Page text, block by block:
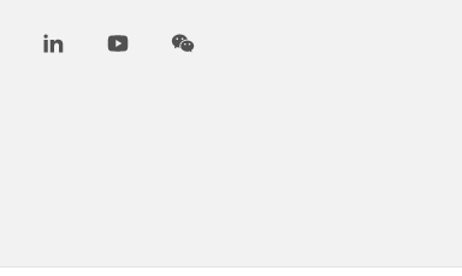
LinkedInYoutubeWeChat